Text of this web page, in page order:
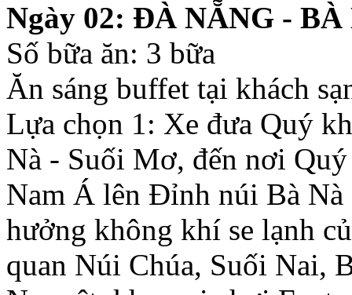
Ngày 02: ĐÀ NẴNG - BÀ
Số bữa ăn: 3 bữa
Ăn sáng buffet tại khách
Lựa chọn 1: Xe đưa Quý
Nà - Suối Mơ, đến nơi
Nam Á lên Đỉnh núi Bà
hưởng không khí se lạnh
quan Núi Chúa, Suối Nai,